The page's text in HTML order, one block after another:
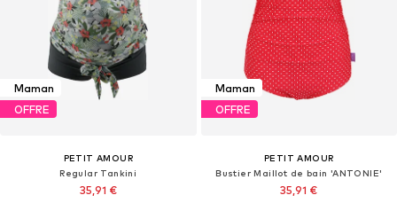
Maman
OFFRE
PETIT AMOUR
Regular Tankini
35,91 €
Maman
OFFRE
PETIT AMOUR
Bustier Maillot de bain 'ANTONIE'
35,91 €